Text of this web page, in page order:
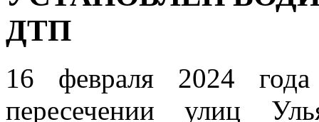
ДТП
16 февраля 2024
пересечении улиц